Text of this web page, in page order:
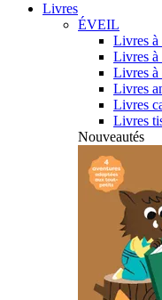
Livres
ÉVEIL
Livres à
Livres à
Livres à
Livres
Livres
Livres
Nouveautés